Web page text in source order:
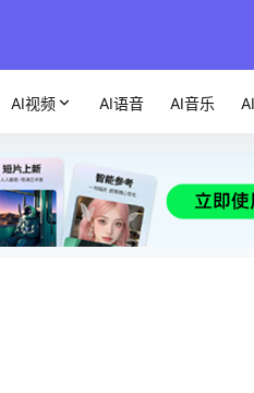
AI视频 AI语音 AI音乐